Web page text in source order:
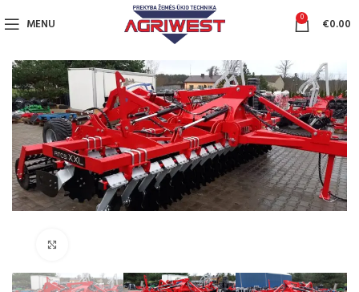
MENU 0 €0.00